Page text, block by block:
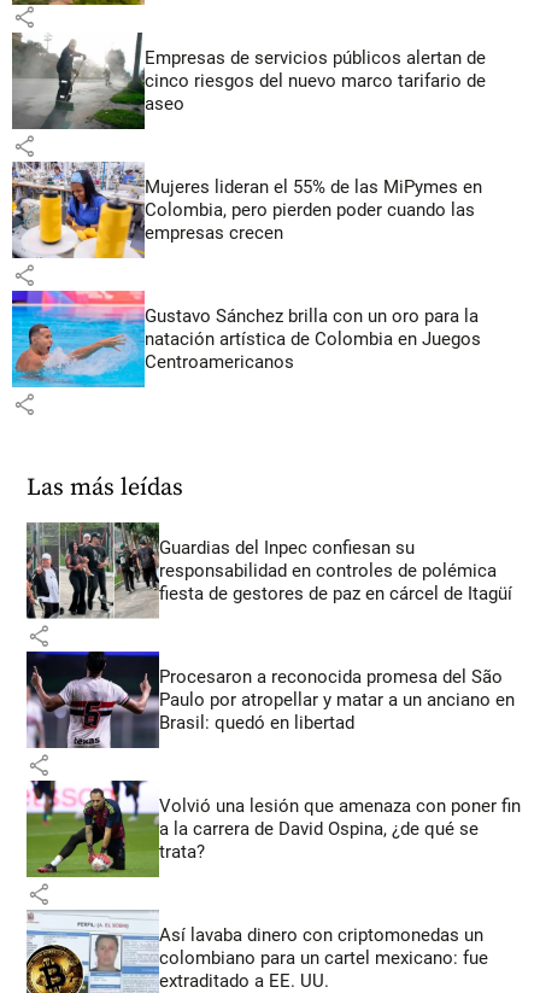
share
Empresas de servicios públicos alertan de
cinco riesgos del nuevo marco tarifario de
aseo
share
Mujeres lideran el 55% de las MiPymes en
Colombia, pero pierden poder cuando las
empresas crecen
share
Gustavo Sánchez brilla con un oro para la
natación artística de Colombia en Juegos
Centroamericanos
share
Las más leídas
Guardias del Inpec confiesan su
responsabilidad en controles de polémica
fiesta de gestores de paz en cárcel de Itagüí
share
Procesaron a reconocida promesa del São
Paulo por atropellar y matar a un anciano en
Brasil: quedó en libertad
share
Volvió una lesión que amenaza con poner fin
a la carrera de David Ospina, ¿de qué se
trata?
share
Así lavaba dinero con criptomonedas un
colombiano para un cartel mexicano: fue
extraditado a EE. UU.